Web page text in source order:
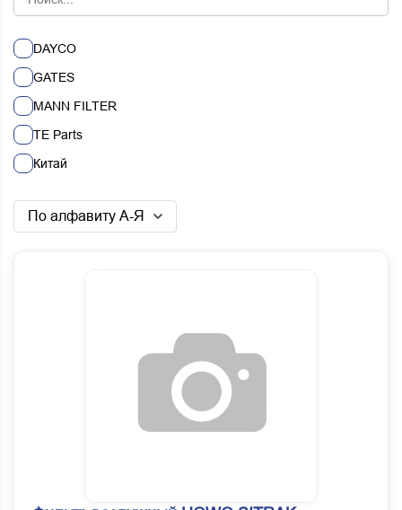
DAYCO
GATES
MANN FILTER
TE Parts
Китай
По алфавиту А-Я